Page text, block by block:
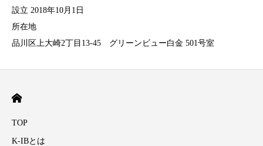
設立 2018年10月1日
所在地
品川区上大崎2丁目13-45 グリーンビュー白金 501号室
TOP
K-IBとは